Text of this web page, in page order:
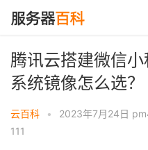
腾讯云搭建微信
系统镜像怎么选？
云百科 • 2023年7月24日
111